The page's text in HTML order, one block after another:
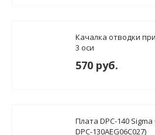
Качалка отводки
3 оси
570 руб.
Плата DPC-140
DPC-130AEG06C027)